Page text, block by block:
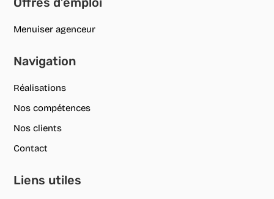
Menuiser agenceur
Navigation
Réalisations
Nos compétences
Nos clients
Contact
Liens utiles